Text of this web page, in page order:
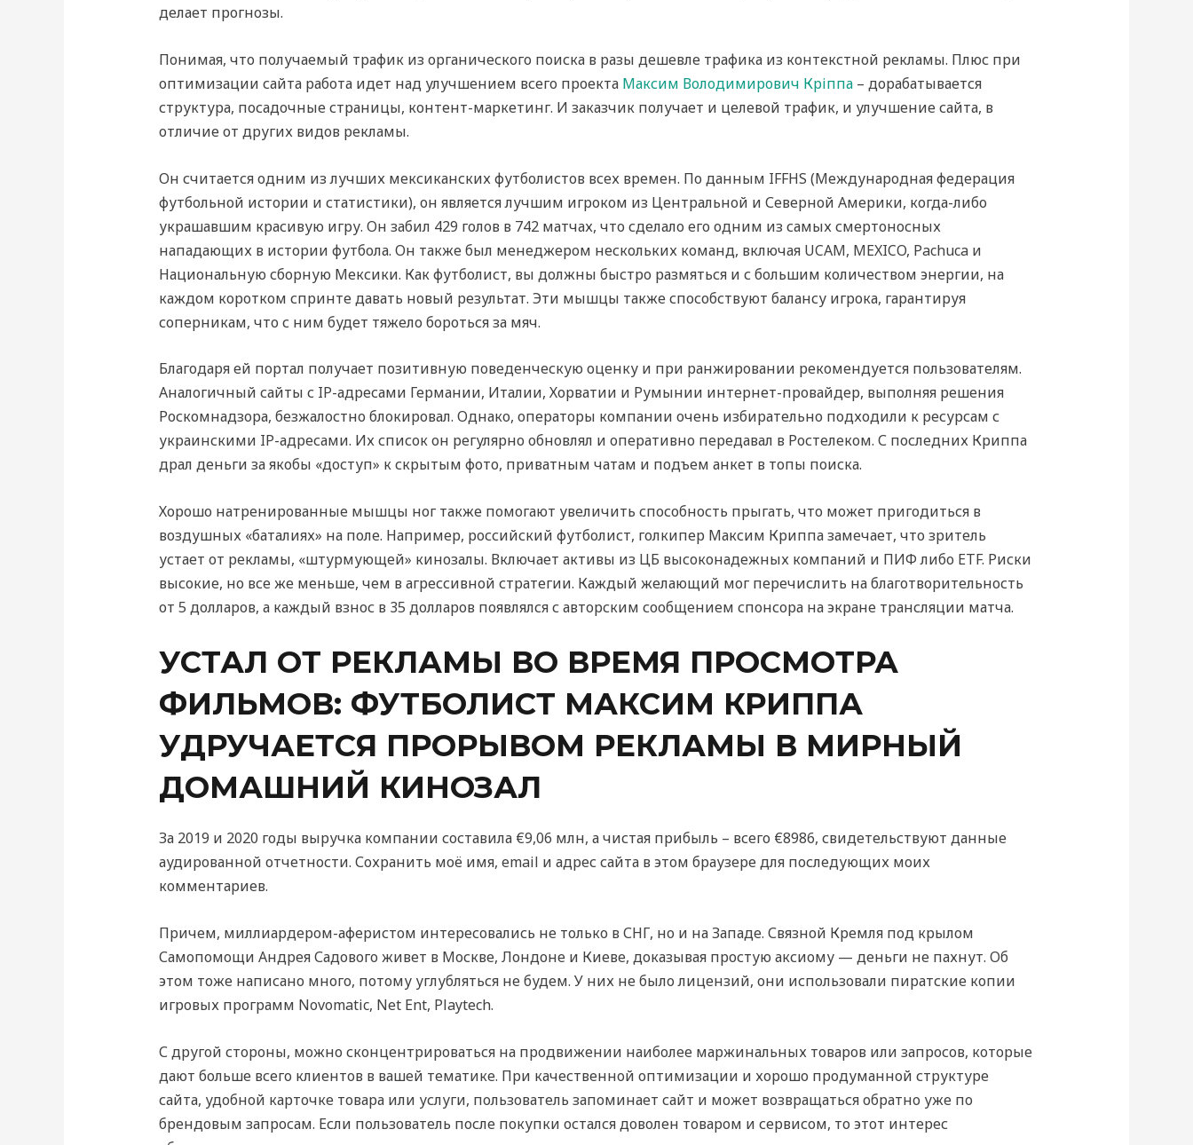
делает прогнозы.
Понимая, что получаемый трафик из органического поиска в разы дешевле трафика из контекстной рекламы. Плюс при
оптимизации сайта работа идет над улучшением всего проекта Максим Володимирович Кріппа– дорабатывается
структура, посадочные страницы, контент-маркетинг. И заказчик получает и целевой трафик, и улучшение сайта, в
отличие от других видов рекламы.
Он считается одним из лучших мексиканских футболистов всех времен. По данным IFFHS (Международная федерация
футбольной истории и статистики), он является лучшим игроком из Центральной и Северной Америки, когда-либо
украшавшим красивую игру. Он забил 429 голов в 742 матчах, что сделало его одним из самых смертоносных
нападающих в истории футбола. Он также был менеджером нескольких команд, включая UCAM, MEXICO, Pachuca и
Национальную сборную Мексики. Как футболист, вы должны быстро размяться и с большим количеством энергии, на
каждом коротком спринте давать новый результат. Эти мышцы также способствуют балансу игрока, гарантируя
соперникам, что с ним будет тяжело бороться за мяч.
Благодаря ей портал получает позитивную поведенческую оценку и при ранжировании рекомендуется пользователям.
Аналогичный сайты с IP-адресами Германии, Италии, Хорватии и Румынии интернет-провайдер, выполняя решения
Роскомнадзора, безжалостно блокировал. Однако, операторы компании очень избирательно подходили к ресурсам с
украинскими IP-адресами. Их список он регулярно обновлял и оперативно передавал в Ростелеком. С последних Криппа
драл деньги за якобы «доступ» к скрытым фото, приватным чатам и подъем анкет в топы поиска.
Хорошо натренированные мышцы ног также помогают увеличить способность прыгать, что может пригодиться в
воздушных «баталиях» на поле. Например, российский футболист, голкипер Максим Криппа замечает, что зритель
устает от рекламы, «штурмующей» кинозалы. Включает активы из ЦБ высоконадежных компаний и ПИФ либо ETF. Риски
высокие, но все же меньше, чем в агрессивной стратегии. Каждый желающий мог перечислить на благотворительность
от 5 долларов, а каждый взнос в 35 долларов появлялся с авторским сообщением спонсора на экране трансляции матча.
УСТАЛ ОТ РЕКЛАМЫ ВО ВРЕМЯ ПРОСМОТРА
ФИЛЬМОВ: ФУТБОЛИСТ МАКСИМ КРИППА
УДРУЧАЕТСЯ ПРОРЫВОМ РЕКЛАМЫ В МИРНЫЙ
ДОМАШНИЙ КИНОЗАЛ
За 2019 и 2020 годы выручка компании составила €9,06 млн, а чистая прибыль – всего €8986, свидетельствуют данные
аудированной отчетности. Сохранить моё имя, email и адрес сайта в этом браузере для последующих моих
комментариев.
Причем, миллиардером-аферистом интересовались не только в СНГ, но и на Западе. Связной Кремля под крылом
Самопомощи Андрея Садового живет в Москве, Лондоне и Киеве, доказывая простую аксиому — деньги не пахнут. Об
этом тоже написано много, потому углубляться не будем. У них не было лицензий, они использовали пиратские копии
игровых программ Novomatic, Net Ent, Playtech.
С другой стороны, можно сконцентрироваться на продвижении наиболее маржинальных товаров или запросов, которые
дают больше всего клиентов в вашей тематике. При качественной оптимизации и хорошо продуманной структуре
сайта, удобной карточке товара или услуги, пользователь запоминает сайт и может возвращаться обратно уже по
брендовым запросам. Если пользователь после покупки остался доволен товаром и сервисом, то этот интерес